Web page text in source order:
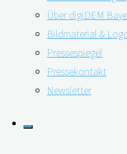
Über digiDEM
Bildmaterial &
Pressespiegel
Pressekontakt
Newsletter
sollte er in eine
Alzheimer Bericht 2022
beleuchtet, die diese
beeinflussen und helfen
hochemotionalen, eine